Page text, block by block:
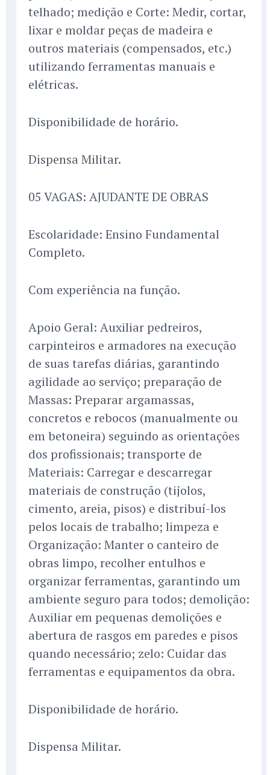
telhado; medição e Corte: Medir, cortar,
lixar e moldar peças de madeira e
outros materiais (compensados, etc.)
utilizando ferramentas manuais e
elétricas.
Disponibilidade de horário.
Dispensa Militar.
05 VAGAS: AJUDANTE DE OBRAS
Escolaridade: Ensino Fundamental
Completo.
Com experiência na função.
Apoio Geral: Auxiliar pedreiros,
carpinteiros e armadores na execução
de suas tarefas diárias, garantindo
agilidade ao serviço; preparação de
Massas: Preparar argamassas,
concretos e rebocos (manualmente ou
em betoneira) seguindo as orientações
dos profissionais; transporte de
Materiais: Carregar e descarregar
materiais de construção (tijolos,
cimento, areia, pisos) e distribuí-los
pelos locais de trabalho; limpeza e
Organização: Manter o canteiro de
obras limpo, recolher entulhos e
organizar ferramentas, garantindo um
ambiente seguro para todos; demolição:
Auxiliar em pequenas demolições e
abertura de rasgos em paredes e pisos
quando necessário; zelo: Cuidar das
ferramentas e equipamentos da obra.
Disponibilidade de horário.
Dispensa Militar.